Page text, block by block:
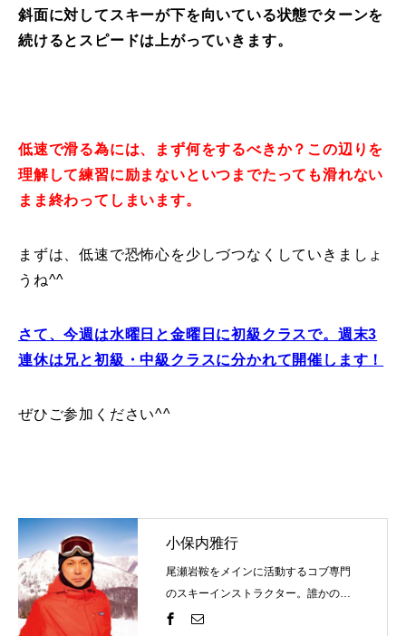
斜面に対してスキーが下を向いている状態でターンを
続けるとスピードは上がっていきます。
低速で滑る為には、まず何をするべきか？この辺りを
理解して練習に励まないといつまでたっても滑れない
まま終わってしまいます。
まずは、低速で恐怖心を少しづつなくしていきましょ
うね^^
さて、今週は水曜日と金曜日に初級クラスで。週末3
連休は兄と初級・中級クラスに分かれて開催します！
ぜひご参加ください^^
小保内雅行
尾瀬岩鞍をメインに活動するコブ専門
のスキーインストラクター。誰かの評
価を気にするものではなく自分の世界